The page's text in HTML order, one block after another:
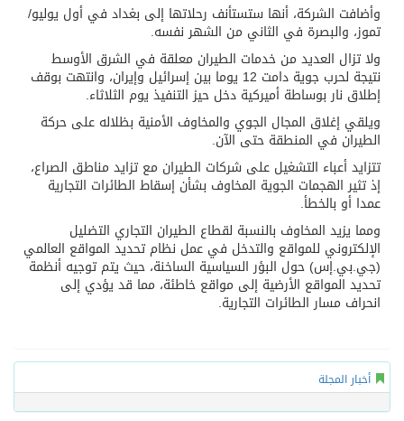
وأضافت الشركة، أنها ستستأنف رحلاتها إلى بغداد في أول يوليو/
تموز، والبصرة في الثاني من الشهر نفسه.
ولا تزال العديد من خدمات الطيران معلقة في الشرق الأوسط
نتيجة لحرب جوية دامت 12 يوما بين إسرائيل وإيران، وانتهت بوقف
إطلاق نار بوساطة أميركية دخل حيز التنفيذ يوم الثلاثاء.
ويلقي إغلاق المجال الجوي والمخاوف الأمنية بظلاله على حركة
الطيران في المنطقة حتى الآن.
تتزايد أعباء التشغيل على شركات الطيران مع تزايد مناطق الصراع،
إذ تثير الهجمات الجوية المخاوف بشأن إسقاط الطائرات التجارية
عمدا أو بالخطأ.
ومما يزيد المخاوف بالنسبة لقطاع الطيران التجاري التضليل
الإلكتروني للمواقع والتدخل في عمل نظام تحديد المواقع العالمي
(جي.بي.إس) حول البؤر السياسية الساخنة، حيث يتم توجيه أنظمة
تحديد المواقع الأرضية إلى مواقع خاطئة، مما قد يؤدي إلى
انحراف مسار الطائرات التجارية.
أخبار المجلة